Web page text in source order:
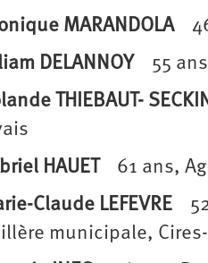
MARANDOLA46
DELANNOY 55
THIEBAUT-
HAUET 61 ans,
Claude LEFEVRE 52
municipale,